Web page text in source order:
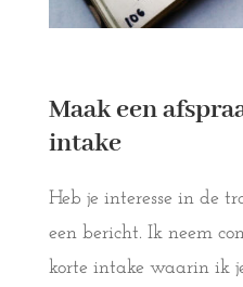
Maak een
intake
Heb je interesse in de
een bericht. Ik neem
korte intake waarin ik